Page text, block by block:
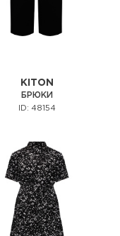
KITON
БРЮКИ
ID: 48154